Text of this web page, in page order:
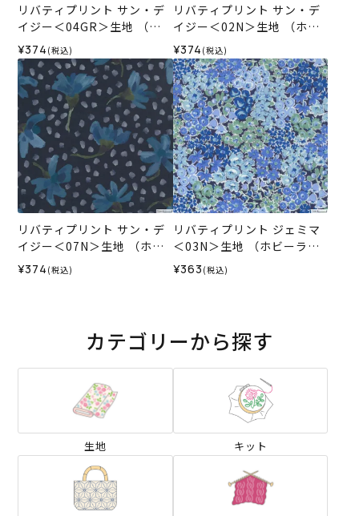
リバティプリント サン・デ
イジー＜04GR＞生地 （ホ
ビーラホビーレオリジナ
ル）2025SS
¥374 (税込)
リバティプリント サン・デ
イジー＜02N＞生地 （ホビ
ーラホビーレオリジナル）2
025SS
¥374 (税込)
リバティプリント サン・デ
イジー＜07N＞生地 （ホビ
ーラホビーレオリジナル）2
026SS
¥374 (税込)
リバティプリント ジェミマ
＜03N＞生地 （ホビーラホ
ビーレオリジナル）2024SS
¥363 (税込)
カテゴリーから探す
生地 キット